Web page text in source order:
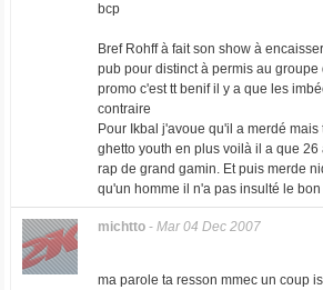
bcp
Bref Rohff à fait son show à
pub pour distinct à permis au
promo c'est tt benif il y a que les
contraire
Pour Ikbal j'avoue qu'il a merdé
ghetto youth en plus voilà il a que 26
rap de grand gamin. Et puis merde
qu'un homme il n'a pas insulté le
michtto- Mar 04 Dec 2007
ma parole ta resson mmec un coup